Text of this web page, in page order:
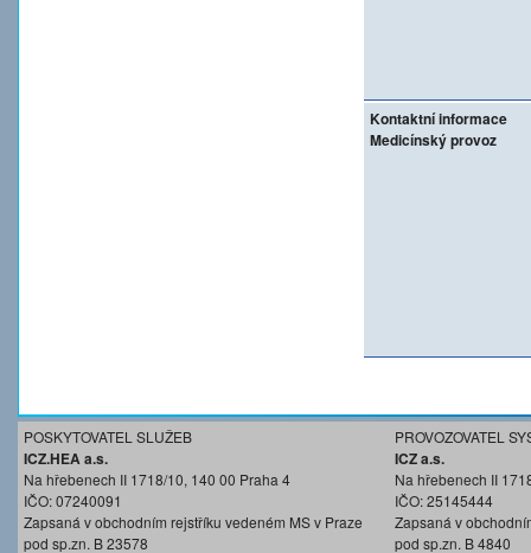
Kontaktní informace
Medicínský provoz
POSKYTOVATEL SLUŽEB
ICZ.HEA a.s.
Na hřebenech II 1718/10, 140 00 Praha 4
IČO: 07240091
Zapsaná v obchodním rejstříku vedeném MS v Praze
pod sp.zn. B 23578
PROVOZOVATEL
ICZ a.s.
Na hřebenech II
IČO: 25145444
Zapsaná v
pod sp.zn. B 4840